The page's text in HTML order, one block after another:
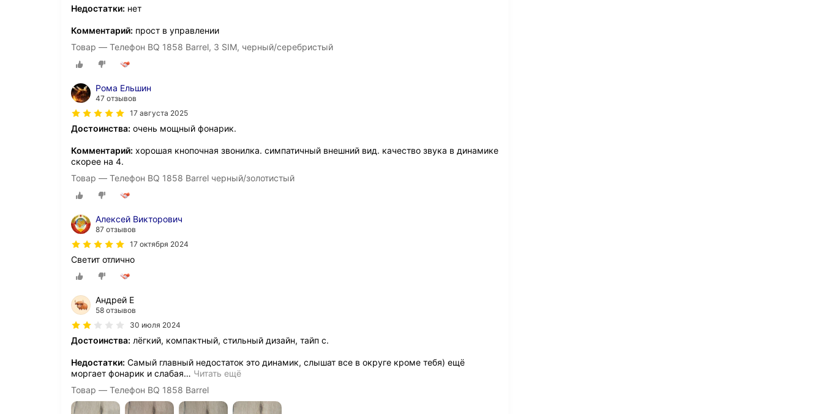
Недостатки: нет
Комментарий: прост в управлении
Товар — Телефон BQ 1858 Barrel, 3 SIM, черный/серебристый
Рома Ельшин
47 отзывов
17 августа 2025
Достоинства: очень мощный фонарик.
Комментарий: хорошая кнопочная звонилка. симпатичный внешний вид. качество звука в динамике
скорее на 4.
Товар — Телефон BQ 1858 Barrel черный/золотистый
Алексей Викторович
87 отзывов
17 октября 2024
Светит отлично
Андрей Е
58 отзывов
30 июля 2024
Достоинства: лёгкий, компактный, стильный дизайн, тайп с.
Недостатки: Самый главный недостаток это динамик, слышат все в округе кроме тебя) ещё
моргает фонарик и слабая… Читать ещё
Товар — Телефон BQ 1858 Barrel